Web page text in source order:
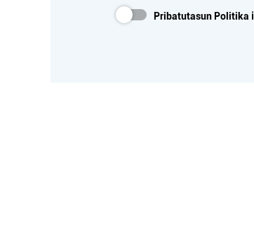
Pribatutasun Politika